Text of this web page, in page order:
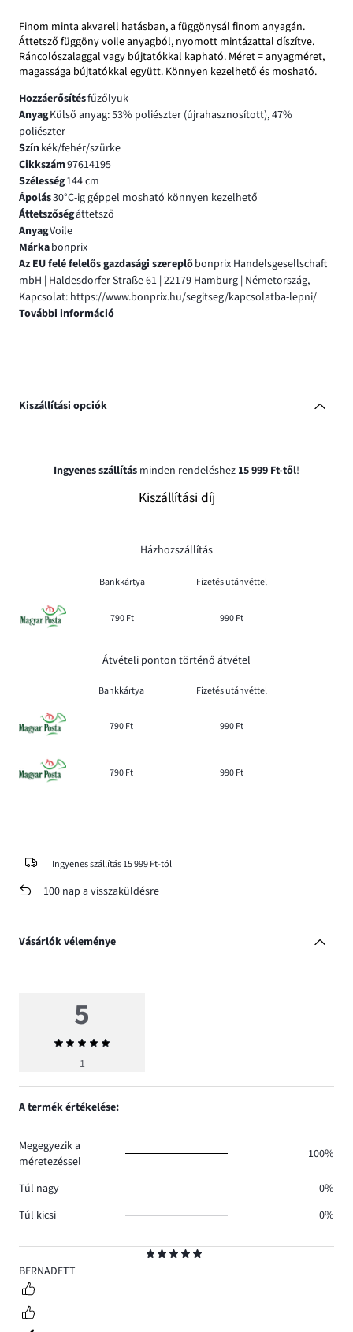
Finom minta akvarell hatásban, a függönysál finom anyagán.
Áttetsző függöny voile anyagból, nyomott mintázattal díszítve.
Ráncolószalaggal vagy bújtatókkal kapható. Méret = anyagméret,
magassága bújtatókkal együtt. Könnyen kezelhető és mosható.
Hozzáerősítésfűzőlyuk
AnyagKülső anyag: 53% poliészter (újrahasznosított), 47%
poliészter
Színkék/fehér/szürke
Cikkszám97614195
Szélesség144 cm
Ápolás30°C-ig géppel mosható könnyen kezelhető
Áttetszőségáttetsző
AnyagVoile
Márkabonprix
Az EU felé felelős gazdasági szereplőbonprix Handelsgesellschaft
mbH | Haldesdorfer Straße 61 | 22179 Hamburg | Németország,
Kapcsolat: https://www.bonprix.hu/segitseg/kapcsolatba-lepni/
További információ
Kiszállítási opciók
Ingyenes szállítás minden rendeléshez 15 999 Ft-től!
Kiszállítási díj
Házhozszállítás
Bankkártya Fizetés utánvéttel
790 Ft 990 Ft
Átvételi ponton történő átvétel
Bankkártya Fizetés utánvéttel
790 Ft 990 Ft
790 Ft 990 Ft
Ingyenes szállítás 15 999 Ft-tól
100 nap a visszaküldésre
Vásárlók véleménye
5
BERNADETT
5
Átlagos
értékelés
1
A termék értékelése:
Megegyezik a
méretezéssel
100%
Túl nagy
0%
Túl kicsi
0%